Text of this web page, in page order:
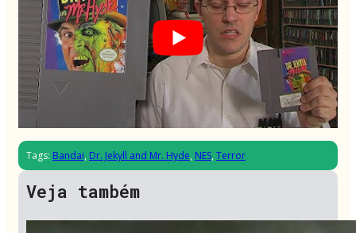
Tags: Bandai, Dr. Jekyll and Mr. Hyde, NES, Terror
Veja também